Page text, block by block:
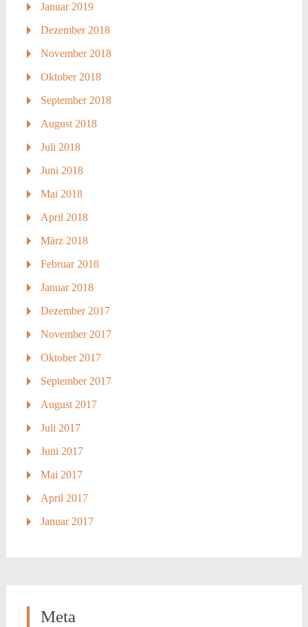
Januar 2019
Dezember 2018
November 2018
Oktober 2018
September 2018
August 2018
Juli 2018
Juni 2018
Mai 2018
April 2018
März 2018
Februar 2018
Januar 2018
Dezember 2017
November 2017
Oktober 2017
September 2017
August 2017
Juli 2017
Juni 2017
Mai 2017
April 2017
Januar 2017
Meta